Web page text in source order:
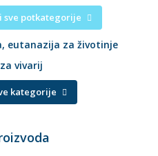
sve potkategorije
eutanazija za životinje
vivarij
kategorije